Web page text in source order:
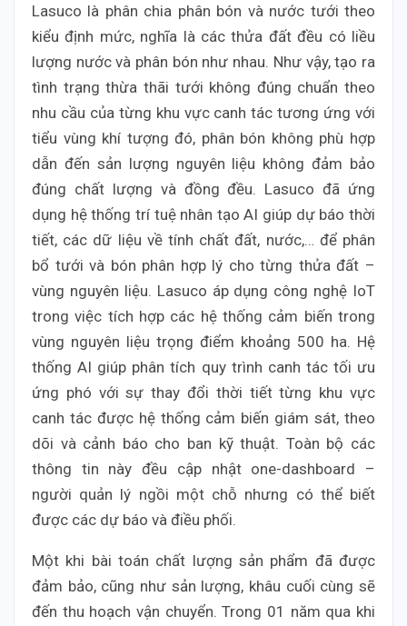
Lasuco là phân chia phân bón và nước tưới theo
kiểu định mức, nghĩa là các thửa đất đều có liều
lượng nước và phân bón như nhau. Như vậy, tạo ra
tình trạng thừa thãi tưới không đúng chuẩn theo
nhu cầu của từng khu vực canh tác tương ứng với
tiểu vùng khí tượng đó, phân bón không phù hợp
dẫn đến sản lượng nguyên liệu không đảm bảo
đúng chất lượng và đồng đều. Lasuco đã ứng
dụng hệ thống trí tuệ nhân tạo AI giúp dự báo thời
tiết, các dữ liệu về tính chất đất, nước,… để phân
bổ tưới và bón phân hợp lý cho từng thửa đất –
vùng nguyên liệu. Lasuco áp dụng công nghệ IoT
trong việc tích hợp các hệ thống cảm biến trong
vùng nguyên liệu trọng điểm khoảng 500 ha. Hệ
thống AI giúp phân tích quy trình canh tác tối ưu
ứng phó với sự thay đổi thời tiết từng khu vực
canh tác được hệ thống cảm biến giám sát, theo
dõi và cảnh báo cho ban kỹ thuật. Toàn bộ các
thông tin này đều cập nhật one-dashboard –
người quản lý ngồi một chỗ nhưng có thể biết
được các dự báo và điều phối.
Một khi bài toán chất lượng sản phẩm đã được
đảm bảo, cũng như sản lượng, khâu cuối cùng sẽ
đến thu hoạch vận chuyển. Trong 01 năm qua khi